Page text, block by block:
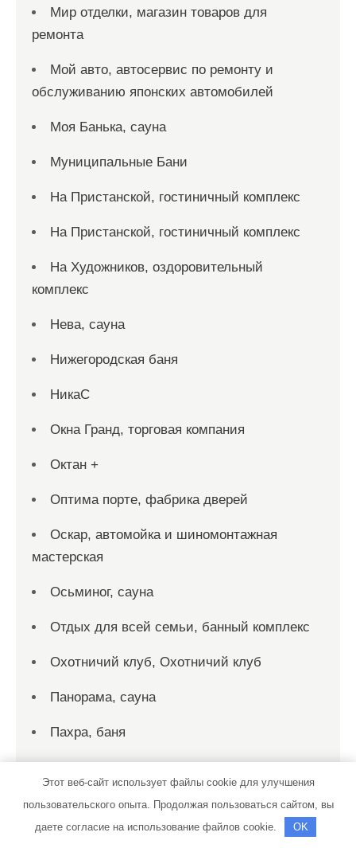
Мир отделки, магазин товаров для
ремонта
Мой авто, автосервис по ремонту и
обслуживанию японских автомобилей
Моя Банька, сауна
Муниципальные Бани
На Пристанской, гостиничный комплекс
На Пристанской, гостиничный комплекс
На Художников, оздоровительный
комплекс
Нева, сауна
Нижегородская баня
НикаС
Окна Гранд, торговая компания
Октан +
Оптима порте, фабрика дверей
Оскар, автомойка и шиномонтажная
мастерская
Осьминог, сауна
Отдых для всей семьи, банный комплекс
Охотничий клуб, Охотничий клуб
Панорама, сауна
Пахра, баня
Персона Стиль, спортивно-
оздоровительный клуб
Пик-сервис, автомойка
Этот веб-сайт использует файлы cookie для улучшения
пользовательского опыта. Продолжая пользоваться сайтом, вы
даете согласие на использование файлов cookie.
OK